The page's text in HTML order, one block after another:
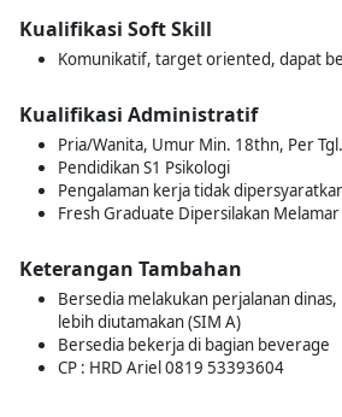
Kualifikasi Soft Skill
Komunikatif, target oriented, dapat
Kualifikasi Administratif
Pria/Wanita, Umur Min. 18thn, Per
Pendidikan S1 Psikologi
Pengalaman kerja tidak
Fresh Graduate Dipersilakan Melamar
Keterangan Tambahan
Bersedia melakukan perjalanan
lebih diutamakan (SIM A)
Bersedia bekerja di bagian beverage
CP : HRD Ariel 0819 53393604